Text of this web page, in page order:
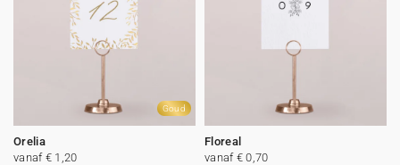
Goud
Orelia
vanaf € 1,20
Floreal
vanaf € 0,70